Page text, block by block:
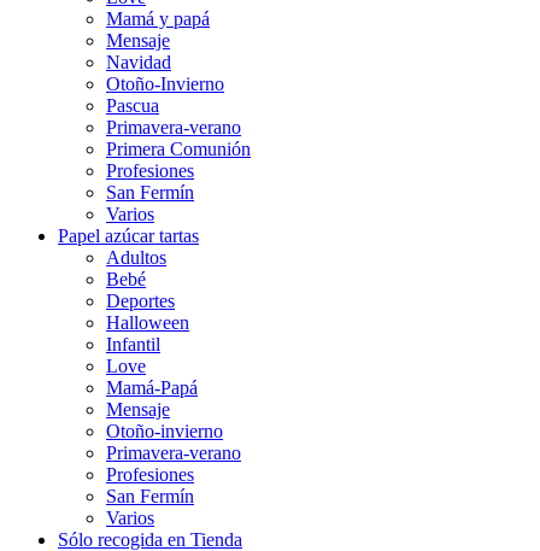
Mamá y papá
Mensaje
Navidad
Otoño-Invierno
Pascua
Primavera-verano
Primera Comunión
Profesiones
San Fermín
Varios
Papel azúcar tartas
Adultos
Bebé
Deportes
Halloween
Infantil
Love
Mamá-Papá
Mensaje
Otoño-invierno
Primavera-verano
Profesiones
San Fermín
Varios
Sólo recogida en Tienda